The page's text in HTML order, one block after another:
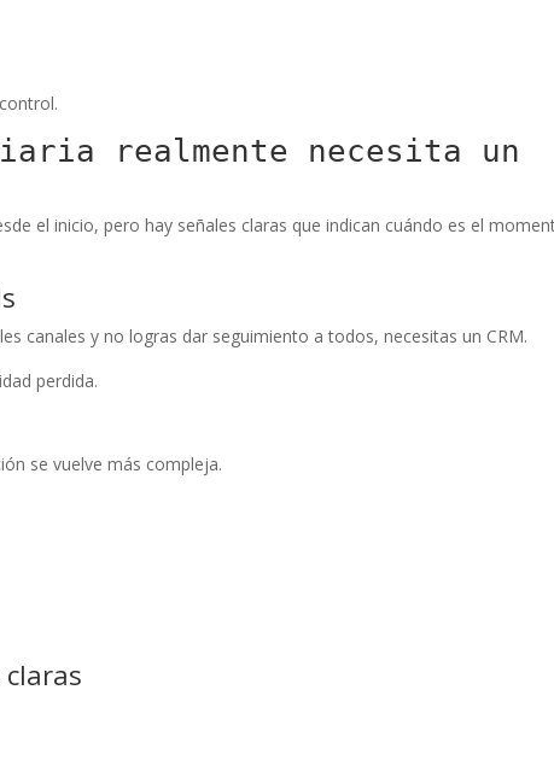
realmente necesita un
el inicio, pero hay señales claras que indican cuándo es el
canales y no logras dar seguimiento a todos, necesitas un CRM.
perdida.
se vuelve más compleja.